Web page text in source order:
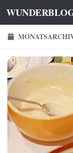
Zum Inhalt